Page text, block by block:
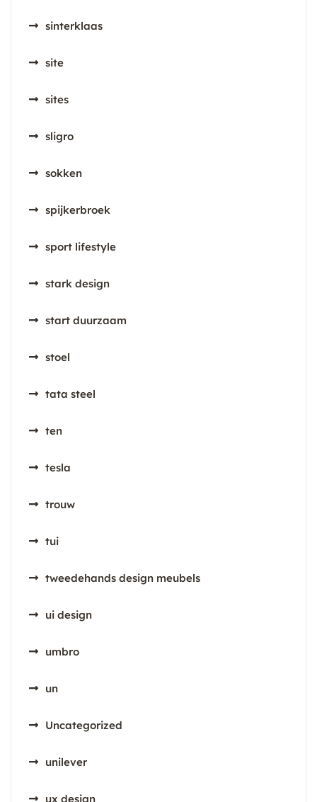
sinterklaas
site
sites
sligro
sokken
spijkerbroek
sport lifestyle
stark design
start duurzaam
stoel
tata steel
ten
tesla
trouw
tui
tweedehands design meubels
ui design
umbro
un
Uncategorized
unilever
ux design